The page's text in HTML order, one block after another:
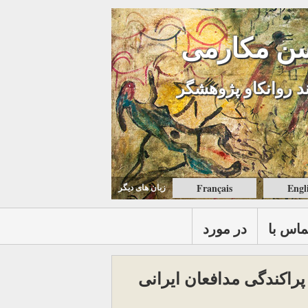
مکارمی
روانکاو پژوهشگر
زبان های ديگر Français
در مورد با
مدافعان ایرانی